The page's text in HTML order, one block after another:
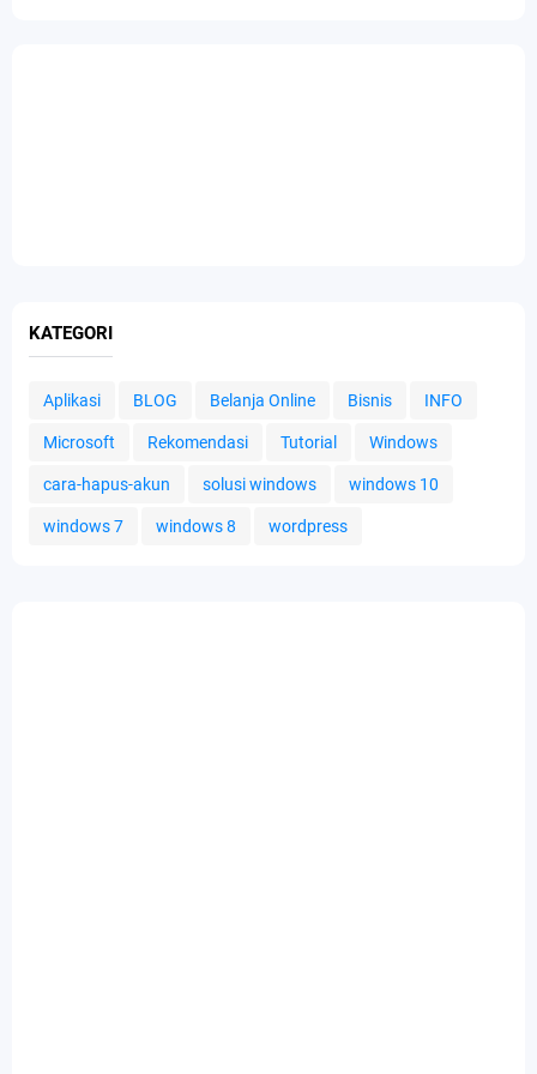
KATEGORI
Aplikasi BLOG Belanja Online Bisnis INFO
Microsoft Rekomendasi Tutorial Windows
cara-hapus-akun solusi windows windows 10
windows 7 windows 8 wordpress